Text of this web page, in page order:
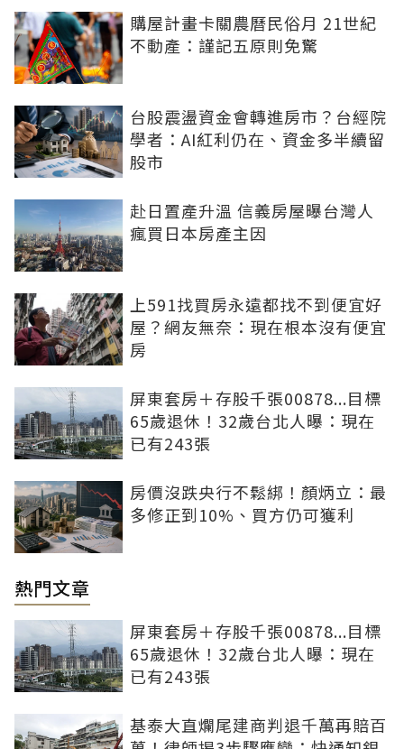
購屋計畫卡關農曆民俗月 21世紀
不動產：謹記五原則免驚
台股震盪資金會轉進房市？台經院
學者：AI紅利仍在、資金多半續留
股市
赴日置產升溫 信義房屋曝台灣人
瘋買日本房產主因
上591找買房永遠都找不到便宜好
屋？網友無奈：現在根本沒有便宜
房
屏東套房＋存股千張00878...目標
65歲退休！32歲台北人曝：現在
已有243張
房價沒跌央行不鬆綁！顏炳立：最
多修正到10%、買方仍可獲利
熱門文章
屏東套房＋存股千張00878...目標
65歲退休！32歲台北人曝：現在
已有243張
基泰大直爛尾建商判退千萬再賠百